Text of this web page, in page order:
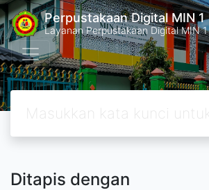
Perpustakaan Digital MIN 1
Layanan Perpustakaan Digital MIN
Ditapis dengan